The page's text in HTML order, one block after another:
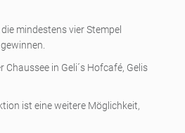
mindestens vier Stempel
in Geli´s Hofcafé, Gelis
ist eine weitere Möglichkeit,